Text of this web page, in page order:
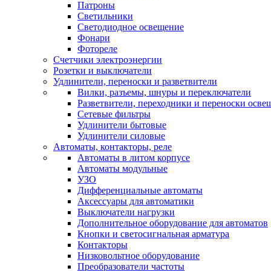
Патроны
Светильники
Светодиодное освещение
Фонари
Фотореле
Счетчики электроэнергии
Розетки и выключатели
Удлинители, переноски и разветвители
Вилки, разъемы, шнуры и переключатели
Разветвители, переходники и переноски
Сетевые фильтры
Удлинители бытовые
Удлинители силовые
Автоматы, контакторы, реле
Автоматы в литом корпусе
Автоматы модульные
УЗО
Дифференциальные автоматы
Аксессуары для автоматики
Выключатели нагрузки
Дополнительное оборудование для автоматов
Кнопки и светосигнальная арматура
Контакторы
Низковольтное оборудование
Преобразователи частоты